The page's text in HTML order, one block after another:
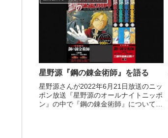
星野源『鋼の錬金術師』を語る
星野源さんが2022年6月21日放送のニッ
ポン放送『星野源のオールナイトニッポ
ン』の中で『鋼の錬金術師』について話